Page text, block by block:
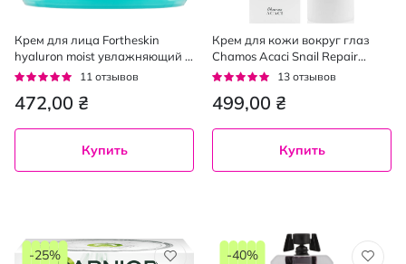
Крем для лица Fortheskin
hyaluron moist увлажняющий с
гиалуроновой кислотой 100
Рейтинг:
11 отзывов
472,00 ₴
Купить
Крем для кожи вокруг глаз
Chamos Acaci Snail Repair
против морщин 50 г
Рейтинг:
13 отзывов
499,00 ₴
Купить
-25% -40%